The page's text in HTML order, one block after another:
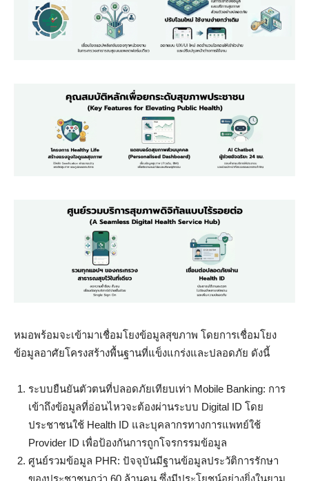
หมอพร้อมจะเข้ามาเชื่อมโยงข้อมูลสุขภาพ โดยการเชื่อมโยง
ข้อมูลอาศัยโครงสร้างพื้นฐานที่แข็งแกร่งและปลอดภัย ดังนี้
ระบบยืนยันตัวตนที่ปลอดภัยเทียบเท่า Mobile Banking: การ
เข้าถึงข้อมูลที่อ่อนไหวจะต้องผ่านระบบ Digital ID โดย
ประชาชนใช้ Health ID และบุคลากรทางการแพทย์ใช้
Provider ID เพื่อป้องกันการถูกโจรกรรมข้อมูล
ศูนย์รวมข้อมูล PHR: ปัจจุบันมีฐานข้อมูลประวัติการรักษา